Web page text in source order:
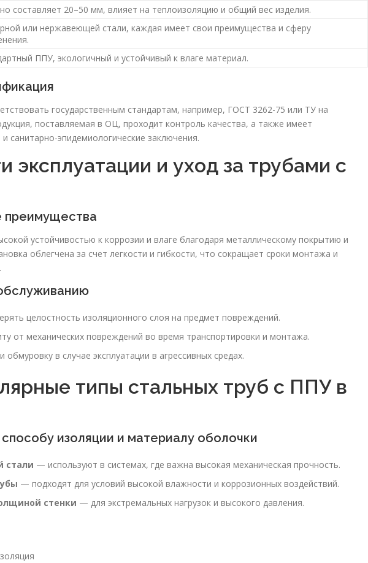
составляет 20–50 мм, влияет на теплоизоляцию и общий вес изделия.
или нержавеющей стали, каждая имеет свои преимущества и сферу
ППУ, экологичный и устойчивый к влаге материал.
государственным стандартам, например, ГОСТ 3262-75 или ТУ на
поставляемая в ОЦ, проходит контроль качества, а также имеет
санитарно-эпидемиологические заключения.
эксплуатации и уход за трубами с
преимущества
устойчивостью к коррозии и влаге благодаря металлическому покрытию и
облегчена за счет легкости и гибкости, что сокращает сроки монтажа и
целостность изоляционного слоя на предмет повреждений.
от механических повреждений во время транспортировки и монтажа.
в случае эксплуатации в агрессивных средах.
типы стальных труб с ППУ в
изоляции и материалу оболочки
стали — используют в системах, где важна высокая механическая прочность.
— подходят для условий высокой влажности и коррозионных воздействий.
стенки — для экстремальных нагрузок и высокого давления.